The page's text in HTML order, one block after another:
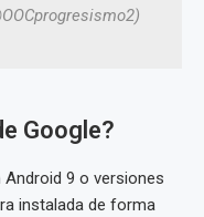
Google?
9 o versiones
instalada de forma